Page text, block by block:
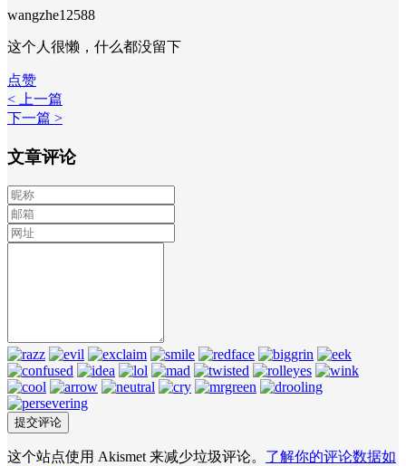
wangzhe12588
这个人很懒，什么都没留下
点赞
< 上一篇
下一篇 >
文章评论
这个站点使用 Akismet 来减少垃圾评论。 了解你的评论数据如